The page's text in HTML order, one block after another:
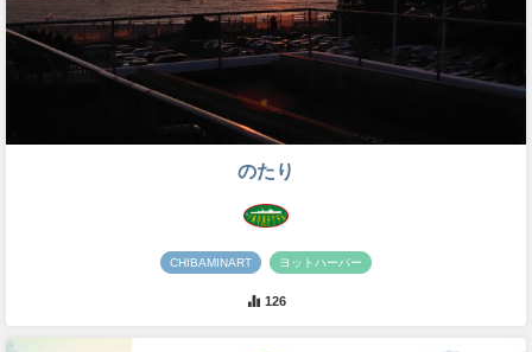
のたり
CHIBAMINART ヨットハーバー
126